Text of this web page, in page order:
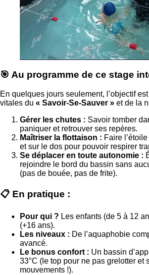
🎯 Au programme de ce stage
En quelques jours seulement, l’objectif
vitales du « Savoir-Se-Sauver » et de la
Gérer les chutes : Savoir tomber
paniquer et retrouver ses repères.
Maîtriser la flottaison : Faire
et sur le dos pour pouvoir respirer
Se déplacer en toute autonomie :
rejoindre le bord du bassin sans
(pas de bouée, pas de frite).
📋 En pratique :
Pour qui ? Les enfants (de 5 à 12
(+16 ans).
Les niveaux : De l’aquaphobie
avancé.
Le bonus confort : Un bassin
33°C (le top pour ne pas grelotter et
mouvements !).